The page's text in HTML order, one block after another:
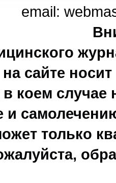
email:
сайте
в коем
и
только